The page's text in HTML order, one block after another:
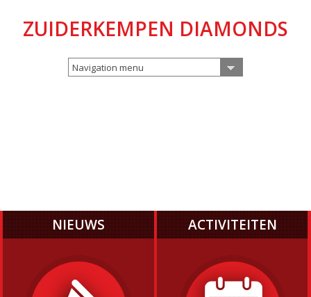
ZUIDERKEMPEN DIAMONDS
Navigation menu
NIEUWS ACTIVITEITEN